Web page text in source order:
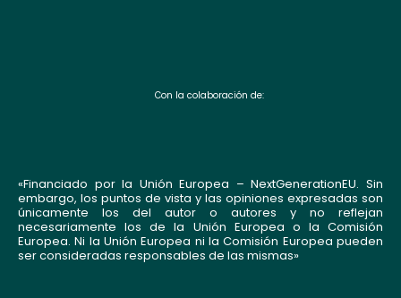
Con la colaboración de:
«Financiado por la Unión Europea – NextGenerationEU. Sin
embargo, los puntos de vista y las opiniones expresadas son
únicamente los del autor o autores y no reflejan
necesariamente los de la Unión Europea o la Comisión
Europea. Ni la Unión Europea ni la Comisión Europea pueden
ser consideradas responsables de las mismas»